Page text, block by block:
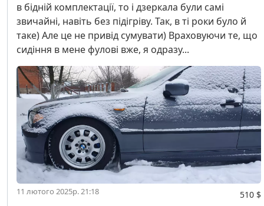
в бідній комплектації, то і дзеркала були самі
звичайні, навіть без підігріву. Так, в ті роки було й
таке) Але це не привід сумувати) Враховуючи те, що
сидіння в мене фулові вже, я одразу...
11 лютого 2025р. 21:18 510 $